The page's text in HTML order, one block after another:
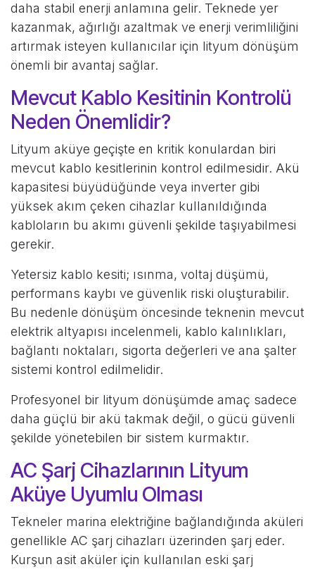
daha stabil enerji anlamına gelir. Teknede yer
kazanmak, ağırlığı azaltmak ve enerji verimliliğini
artırmak isteyen kullanıcılar için lityum dönüşüm
önemli bir avantaj sağlar.
Mevcut Kablo Kesitinin Kontrolü
Neden Önemlidir?
Lityum aküye geçişte en kritik konulardan biri
mevcut kablo kesitlerinin kontrol edilmesidir. Akü
kapasitesi büyüdüğünde veya inverter gibi
yüksek akım çeken cihazlar kullanıldığında
kabloların bu akımı güvenli şekilde taşıyabilmesi
gerekir.
Yetersiz kablo kesiti; ısınma, voltaj düşümü,
performans kaybı ve güvenlik riski oluşturabilir.
Bu nedenle dönüşüm öncesinde teknenin mevcut
elektrik altyapısı incelenmeli, kablo kalınlıkları,
bağlantı noktaları, sigorta değerleri ve ana şalter
sistemi kontrol edilmelidir.
Profesyonel bir lityum dönüşümde amaç sadece
daha güçlü bir akü takmak değil, o gücü güvenli
şekilde yönetebilen bir sistem kurmaktır.
AC Şarj Cihazlarının Lityum
Aküye Uyumlu Olması
Tekneler marina elektriğine bağlandığında aküleri
genellikle AC şarj cihazları üzerinden şarj eder.
Kurşun asit aküler için kullanılan eski şarj